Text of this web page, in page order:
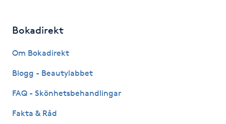
Gellack
Gellack med förstärkning
Bokadirekt
Om Bokadirekt
Blogg - Beautylabbet
FAQ - Skönhetsbehandlingar
Fakta & Råd